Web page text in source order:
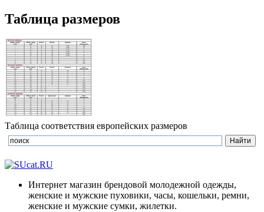
Таблица размеров
Таблица соответствия европейских размеров
Интернет магазин брендовой молодежной одежды,
женские и мужские пуховики, часы, кошельки, ремни,
женские и мужские сумки, жилетки.